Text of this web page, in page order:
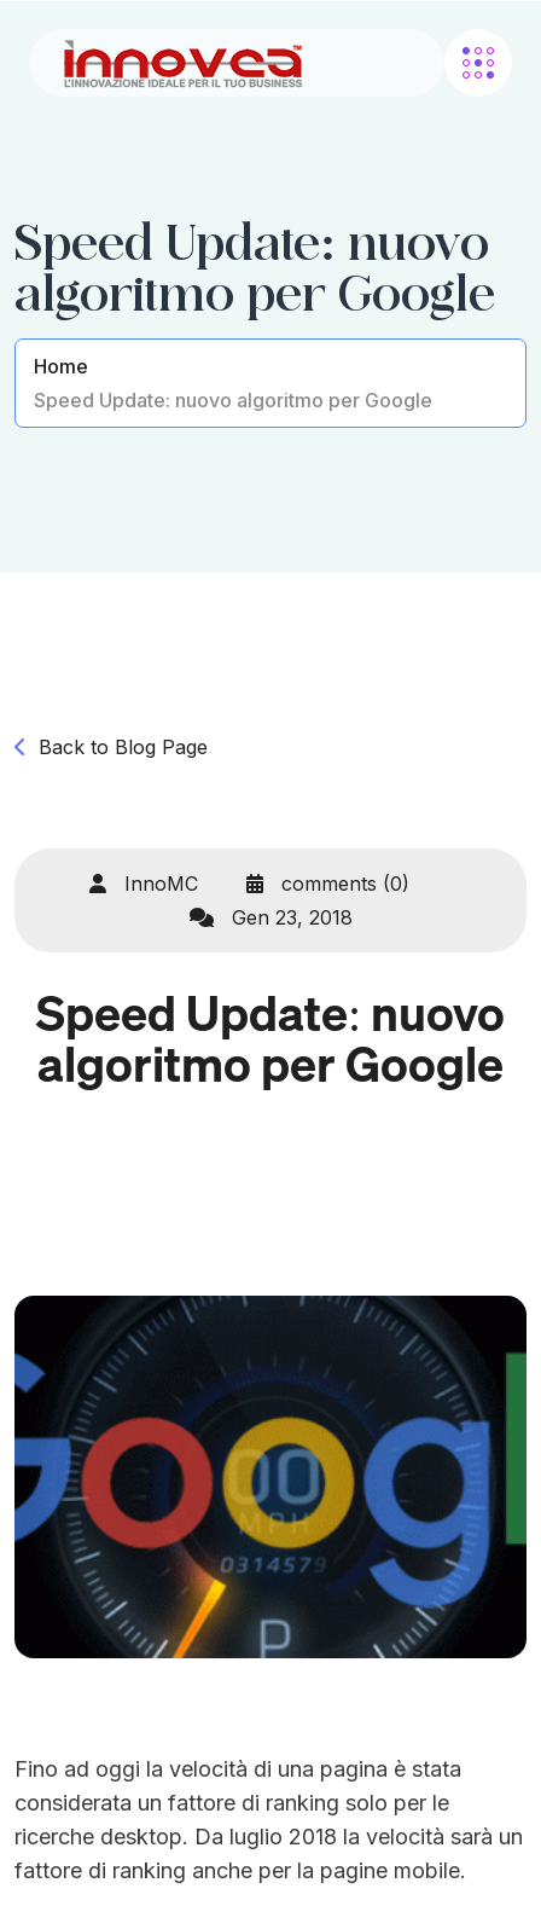
Speed Update: nuovo
algoritmo per Google
Home
Speed Update: nuovo algoritmo per Google
Back to Blog Page
InnoMC
comments (0)
Gen 23, 2018
Speed Update: nuovo
algoritmo per Google
Fino ad oggi la velocità di una pagina è stata
considerata un fattore di ranking solo per le
ricerche desktop. Da luglio 2018 la velocità sarà un
fattore di ranking anche per la pagine mobile.